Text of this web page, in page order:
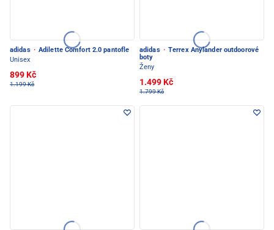
adidas · Adilette Comfort 2.0 pantofle
Unisex
899 Kč
1.199 Kč
adidas · Terrex Anylander outdoorové
boty
Ženy
1.499 Kč
1.799 Kč